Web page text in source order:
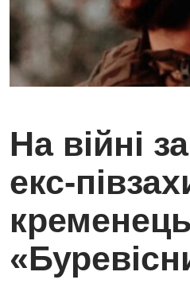
На війні
екс-